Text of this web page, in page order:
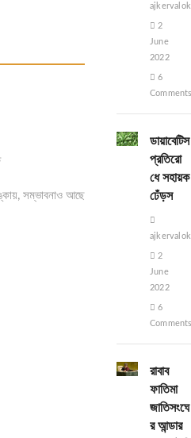
সম্ভাবনাও আছে
2
June
2022
6
ডায়াবেটিস
প্রতিরো
ধে সহায়ক
ঢেঁড়স
2
June
2022
6
রাবাব
ফাতিমা
জাতিসংঘে
র আন্ডার